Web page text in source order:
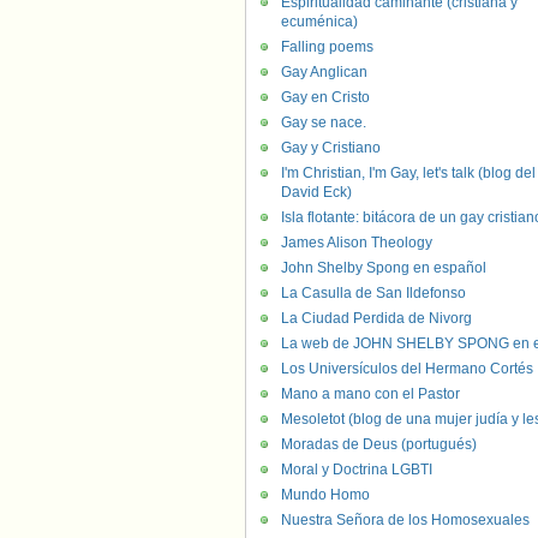
ecuménica)
Falling poems
Gay Anglican
Gay en Cristo
Gay se nace.
Gay y Cristiano
I'm Christian, I'm Gay, let's talk (blog del
David Eck)
Isla flotante: bitácora de un gay
James Alison Theology
John Shelby Spong en español
La Casulla de San Ildefonso
La Ciudad Perdida de Nivorg
La web de JOHN SHELBY SPONG en
Los Universículos del Hermano Cortés
Mano a mano con el Pastor
Mesoletot (blog de una mujer judía y
Moradas de Deus (portugués)
Moral y Doctrina LGBTI
Mundo Homo
Nuestra Señora de los Homosexuales